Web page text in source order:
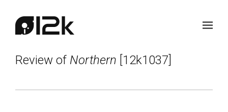
Review of Northern [12k1037]